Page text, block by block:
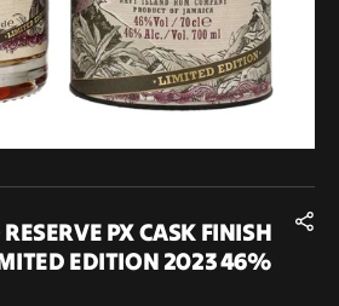
PX CASK FINISH
EDITION 2023 46%